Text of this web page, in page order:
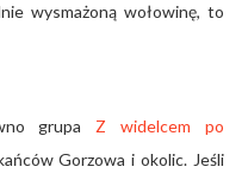
wysmażoną wołowinę, to
grupa Z widelcem po
Gorzowa i okolic. Jeśli